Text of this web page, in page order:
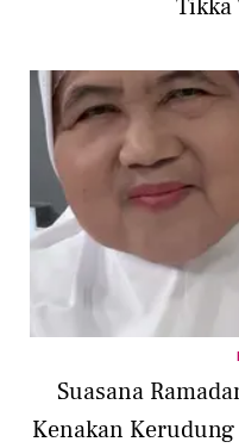
Suasana
Kenakan